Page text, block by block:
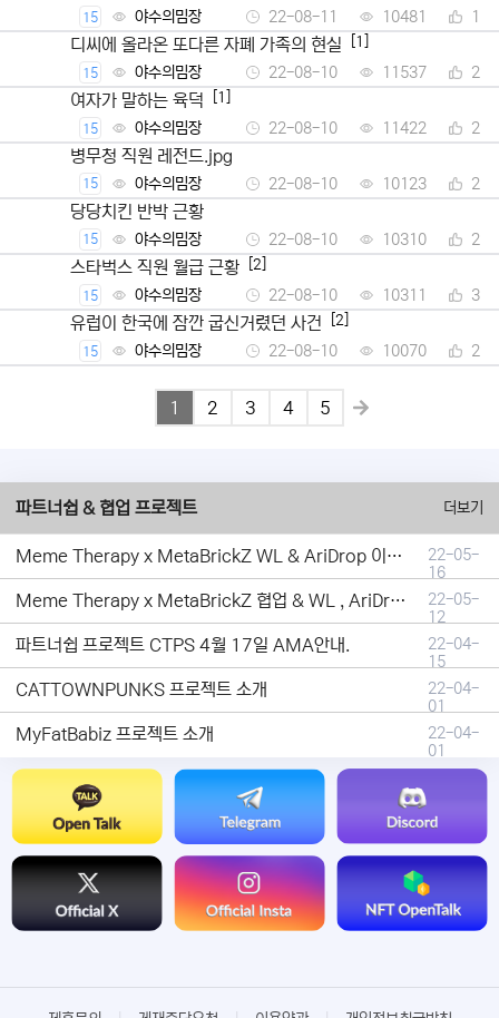
15 야수의밈장 22-08-11 10481 1
디씨에 올라온 또다른 자폐 가족의 현실 [1]
15 야수의밈장 22-08-10 11537 2
여자가 말하는 육덕 [1]
15 야수의밈장 22-08-10 11422 2
병무청 직원 레전드.jpg
15 야수의밈장 22-08-10 10123 2
당당치킨 반박 근황
15 야수의밈장 22-08-10 10310 2
스타벅스 직원 월급 근황 [2]
15 야수의밈장 22-08-10 10311 3
유럽이 한국에 잠깐 굽신거렸던 사건 [2]
15 야수의밈장 22-08-10 10070 2
1 2 3 4 5
파트너쉽 & 협업 프로젝트 더보기
Meme Therapy x MetaBrickZ WL & AriDrop 이벤트 결과안내!
22-05-
16
Meme Therapy x MetaBrickZ 협업 & WL , AriDrop 이벤트 안내
22-05-
12
파트너쉽 프로젝트 CTPS 4월 17일 AMA안내.
22-04-
15
CATTOWNPUNKS 프로젝트 소개
22-04-
01
MyFatBabiz 프로젝트 소개
22-04-
01